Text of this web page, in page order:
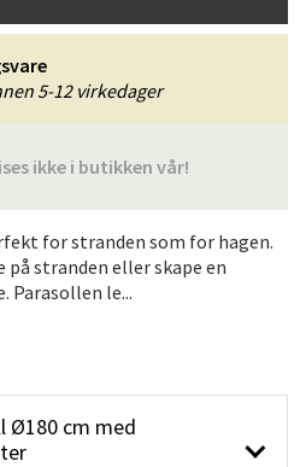
ikke i butikken vår!
5-12 virkedager
for stranden som for hagen.
på stranden eller skape en
Parasollen le...
Ø180 cm med